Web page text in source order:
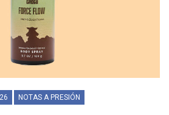
NOTAS A PRESIÓN